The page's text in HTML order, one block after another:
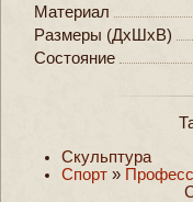
Материал
Размеры (ДxШxВ)
Состояние
Скульптура
Спорт »